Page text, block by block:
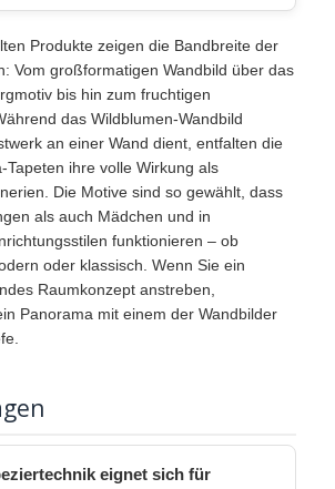
Produkte zeigen die Bandbreite der
Vom großformatigen Wandbild über das
bis hin zum fruchtigen
das Wildblumen-Wandbild
an einer Wand dient, entfalten die
Tapeten ihre volle Wirkung als
Die Motive sind so gewählt, dass
als auch Mädchen und in
funktionieren – ob
oder klassisch. Wenn Sie ein
Raumkonzept anstreben,
Panorama mit einem der Wandbilder
eignet sich für